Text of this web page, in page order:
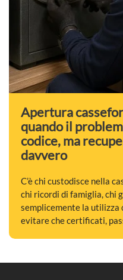
Apertura
quando il
codice, ma
davvero
C’è chi custodisce nella
chi ricordi di famiglia, chi
semplicemente la utilizza
evitare che certificati,